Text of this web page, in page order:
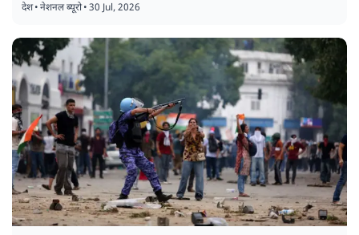
देश•नेशनल ब्यूरो•30 Jul, 2026